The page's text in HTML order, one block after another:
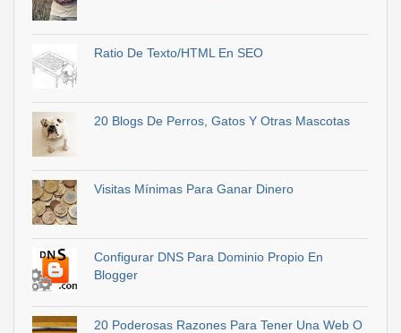
Ratio De Texto/HTML En SEO
20 Blogs De Perros, Gatos Y Otras Mascotas
Visitas Mínimas Para Ganar Dinero
Configurar DNS Para Dominio Propio En
Blogger
20 Poderosas Razones Para Tener Una Web O